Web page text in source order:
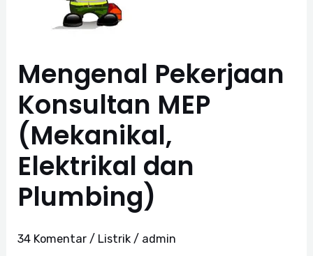
Mengenal Pekerjaan
Konsultan MEP
(Mekanikal,
Elektrikal dan
Plumbing)
34 Komentar / Listrik / admin
Elektrikal